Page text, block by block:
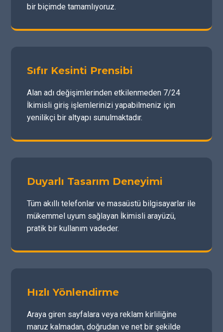
bir biçimde tamamlıyoruz.
Sıfır Kesinti Prensibi
Alan adı değişimlerinden etkilenmeden 7/24
İkimisli giriş işlemlerinizi yapabilmeniz için
yenilikçi bir altyapı sunulmaktadır.
Duyarlı Tasarım Deneyimi
Tüm akıllı telefonlar ve masaüstü bilgisayarlar ile
mükemmel uyum sağlayan İkimisli arayüzü,
pratik bir kullanım vadeder.
Hızlı Yönlendirme
Araya giren sayfalara veya reklam kirliliğine
maruz kalmadan, doğrudan ve net bir şekilde